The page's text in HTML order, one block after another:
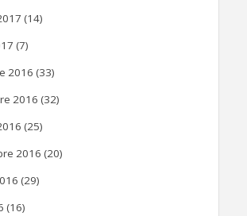
(14)
(7)
2016 (33)
2016 (32)
(25)
2016 (20)
(29)
(16)